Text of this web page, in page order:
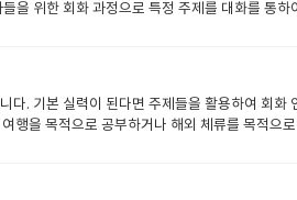
을 위한 회화 과정으로 특정 주제를 대화를 통하
가능● 매 레슨 마지막에 연습 문제를 통해 주제
용되는지 설명해주기● 학생이 직접 따라할 수 있
보기 학생들 수업 준비 방법) ● 오늘 배운 내용은
. 기본 실력이 된다면 주제들을 활용하여 회화
을 목적으로 공부하거나 해외 체류를 목적으로
벨 이상인 수강생에게, 2권은 Pre-Intermediate